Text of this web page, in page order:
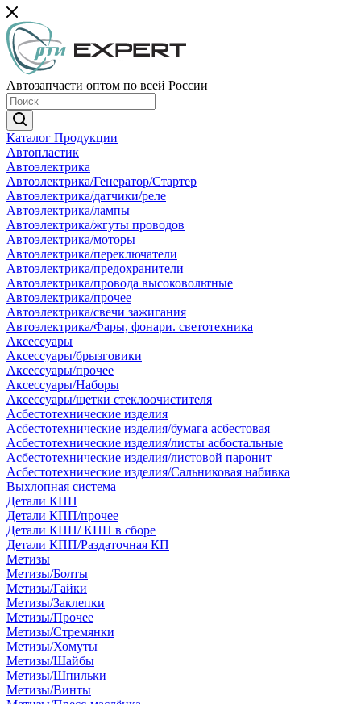
Автозапчасти оптом по всей России
Каталог Продукции
Автопластик
Автоэлектрика
Автоэлектрика/Генератор/Стартер
Автоэлектрика/датчики/реле
Автоэлектрика/лампы
Автоэлектрика/жгуты проводов
Автоэлектрика/моторы
Автоэлектрика/переключатели
Автоэлектрика/предохранители
Автоэлектрика/провода высоковольтные
Автоэлектрика/прочее
Автоэлектрика/свечи зажигания
Автоэлектрика/Фары, фонари. светотехника
Аксессуары
Аксессуары/брызговики
Аксессуары/прочее
Аксессуары/Наборы
Аксессуары/щетки стеклоочистителя
Асбестотехнические изделия
Асбестотехнические изделия/бумага асбестовая
Асбестотехнические изделия/листы асбостальные
Асбестотехнические изделия/листовой паронит
Асбестотехнические изделия/Сальниковая набивка
Выхлопная система
Детали КПП
Детали КПП/прочее
Детали КПП/ КПП в сборе
Детали КПП/Раздаточная КП
Метизы
Метизы/Болты
Метизы/Гайки
Метизы/Заклепки
Метизы/Прочее
Метизы/Стремянки
Метизы/Хомуты
Метизы/Шайбы
Метизы/Шпильки
Метизы/Винты